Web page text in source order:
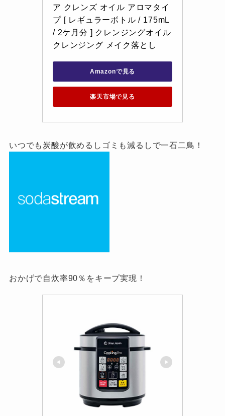
ア クレンズ オイル アロマタイ
プ [ レギュラーボトル / 175mL
/ 2ケ月分 ] クレンジングオイル
クレンジング メイク落とし
Amazonで見る
楽天市場で見る
いつでも炭酸が飲めるしゴミも減るしで一石二鳥！
おかげで自炊率90％をキープ実現！